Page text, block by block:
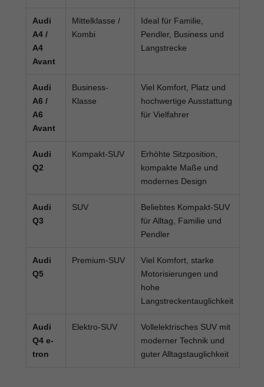
Audi
A4 /
A4
Avant
Mittelklasse /
Kombi
Ideal für Familie,
Pendler, Business und
Langstrecke
Audi
A6 /
A6
Avant
Business-
Klasse
Viel Komfort, Platz und
hochwertige Ausstattung
für Vielfahrer
Audi
Q2
Kompakt-SUV
Erhöhte Sitzposition,
kompakte Maße und
modernes Design
Audi
Q3
SUV
Beliebtes Kompakt-SUV
für Alltag, Familie und
Pendler
Audi
Q5
Premium-SUV
Viel Komfort, starke
Motorisierungen und
hohe
Langstreckentauglichkeit
Audi
Q4 e-
tron
Elektro-SUV
Vollelektrisches SUV mit
moderner Technik und
guter Alltagstauglichkeit